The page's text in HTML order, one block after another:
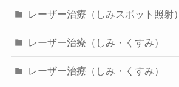
レーザー治療（しみスポット照射）
レーザー治療（しみ・くすみ）
レーザー治療（しみ・くすみ）